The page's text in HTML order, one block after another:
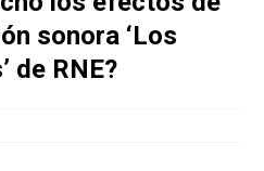
sonora ‘Los
de RNE?